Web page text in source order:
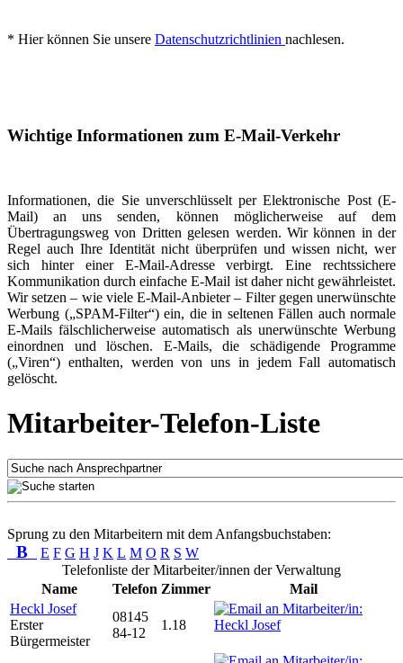
* Hier können Sie unsere Datenschutzrichtlinien nachlesen.
Wichtige Informationen zum E-Mail-Verkehr
Informationen, die Sie unverschlüsselt per Elektronische Post (E-
Mail) an uns senden, können möglicherweise auf dem
Übertragungsweg von Dritten gelesen werden. Wir können in der
Regel auch Ihre Identität nicht überprüfen und wissen nicht, wer
sich hinter einer E-Mail-Adresse verbirgt. Eine rechtssichere
Kommunikation durch einfache E-Mail ist daher nicht gewährleistet.
Wir setzen – wie viele E-Mail-Anbieter – Filter gegen unerwünschte
Werbung („SPAM-Filter“) ein, die in seltenen Fällen auch normale
E-Mails fälschlicherweise automatisch als unerwünschte Werbung
einordnen und löschen. E-Mails, die schädigende Programme
(„Viren“) enthalten, werden von uns in jedem Fall automatisch
gelöscht.
Mitarbeiter-Telefon-Liste
Sprung zu den Mitarbeitern mit dem Anfangsbuchstaben:
B E F G H J K L M O R S W
Telefonliste der Mitarbeiter/innen der Verwaltung
Name
Telefon Zimmer
Mail
Heckl Josef
Erster
Bürgermeister
08145
84-12
1.18